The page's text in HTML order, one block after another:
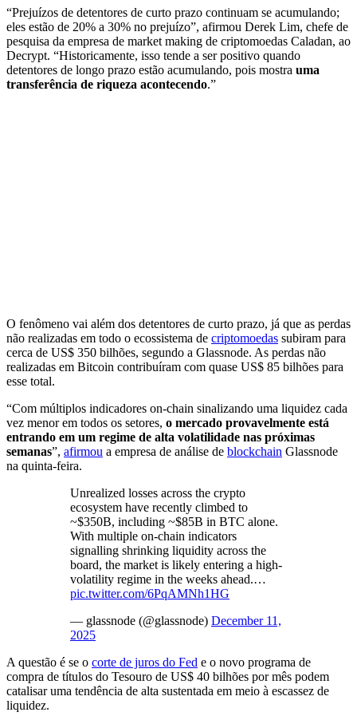
“Prejuízos de detentores de curto prazo continuam se acumulando;
eles estão de 20% a 30% no prejuízo”, afirmou Derek Lim, chefe de
pesquisa da empresa de market making de criptomoedas Caladan, ao
Decrypt. “Historicamente, isso tende a ser positivo quando
detentores de longo prazo estão acumulando, pois mostra uma
transferência de riqueza acontecendo.”
O fenômeno vai além dos detentores de curto prazo, já que as perdas
não realizadas em todo o ecossistema de criptomoedas subiram para
cerca de US$ 350 bilhões, segundo a Glassnode. As perdas não
realizadas em Bitcoin contribuíram com quase US$ 85 bilhões para
esse total.
“Com múltiplos indicadores on-chain sinalizando uma liquidez cada
vez menor em todos os setores, o mercado provavelmente está
entrando em um regime de alta volatilidade nas próximas
semanas”, afirmou a empresa de análise de blockchain Glassnode
na quinta-feira.
Unrealized losses across the crypto
ecosystem have recently climbed to
~$350B, including ~$85B in BTC alone.
With multiple on-chain indicators
signalling shrinking liquidity across the
board, the market is likely entering a high-
volatility regime in the weeks ahead.…
pic.twitter.com/6PqAMNh1HG
— glassnode (@glassnode) December 11,
2025
A questão é se o corte de juros do Fed e o novo programa de
compra de títulos do Tesouro de US$ 40 bilhões por mês podem
catalisar uma tendência de alta sustentada em meio à escassez de
liquidez.